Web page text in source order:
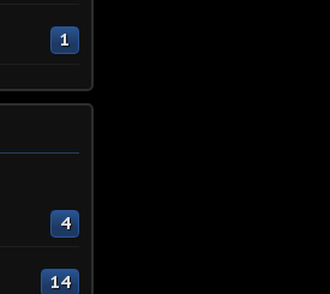
1
4
14